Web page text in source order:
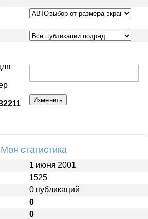
Моя статистика
1 июня 2001
1525
0 публикаций
0
0